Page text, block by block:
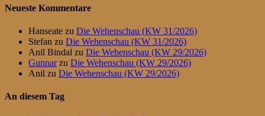
Neueste Kommentare
Hanseate zu Die Wehenschau (KW 31/2026)
Stefan zu Die Wehenschau (KW 31/2026)
Anil Bindal zu Die Wehenschau (KW 29/2026)
Gunnarzu Die Wehenschau (KW 29/2026)
Anil zu Die Wehenschau (KW 29/2026)
An diesem Tag